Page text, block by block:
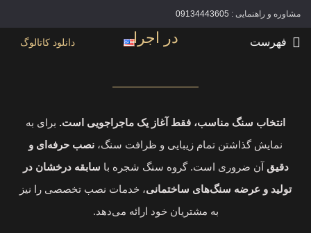
مشاوره و راهنمایی : 09134443605
فهرست دانلود کاتالوگ
خدمات نصب سنگ شجره؛ ظرافت و دقت
در اجرا
انتخاب سنگ مناسب، فقط آغاز یک ماجراجویی است. برای به
نمایش گذاشتن تمام زیبایی و ظرافت سنگ، نصب حرفه‌ای و
دقیق آن ضروری است. گروه سنگ شجره با سابقه درخشان در
تولید و عرضه سنگ‌های ساختمانی، خدمات نصب تخصصی را نیز
به مشتریان خود ارائه می‌دهد.